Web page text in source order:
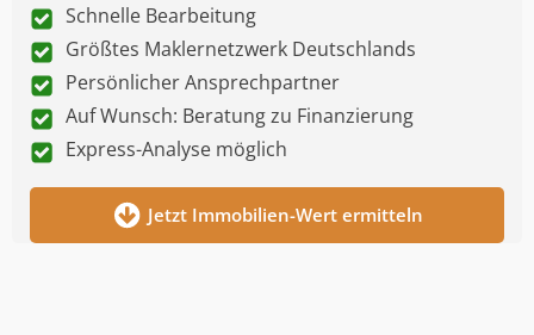
Schnelle Bearbeitung
Größtes Maklernetzwerk Deutschlands
Persönlicher Ansprechpartner
Auf Wunsch: Beratung zu Finanzierung
Express-Analyse möglich
Jetzt Immobilien-Wert ermitteln